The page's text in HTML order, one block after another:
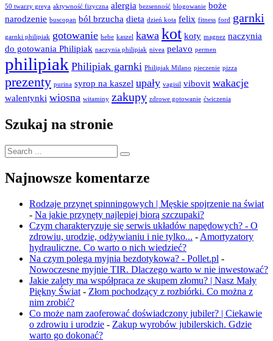
50 twarzy greya aktywność fizyczna alergia bezsenność blogowanie boże
narodzenie buscopan ból brzucha dieta dzień kota felix fitness ford garnki
garnki philipiak gotowanie hebe kaszel kawa kot koty magnez naczynia
do gotowania Philipiak naczynia philipiak nivea pelavo permen
philipiak Philipiak garnki Philipiak Milano pieczenie pizza
prezenty purina syrop na kaszel upały vagisil vibovit wakacje
walentynki wiosna witaminy zakupy zdrowe gotowanie ćwiczenia
Szukaj na stronie
Search
for:
Najnowsze komentarze
Rodzaje przynęt spinningowych | Męskie spojrzenie na świat
- Na jakie przynęty najlepiej biorą szczupaki?
Czym charakteryzuje się serwis układów napędowych? - O
zdrowiu, urodzie, odżywianiu i nie tylko... - Amortyzatory
hydrauliczne. Co warto o nich wiedzieć?
Na czym polega myjnia bezdotykowa? - Pollet.pl -
Nowoczesne myjnie TIR. Dlaczego warto w nie inwestować?
Jakie zalety ma współpraca ze skupem złomu? | Nasz Mały
Piękny Świat - Złom pochodzący z rozbiórki. Co można z
nim zrobić?
Co może nam zaoferować doświadczony jubiler? | Ciekawie
o zdrowiu i urodzie - Zakup wyrobów jubilerskich. Gdzie
warto go dokonać?